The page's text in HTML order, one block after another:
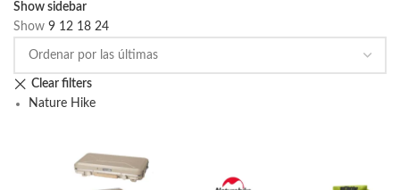
Show sidebar
Show 9 12 18 24
Clear filters
Nature Hike